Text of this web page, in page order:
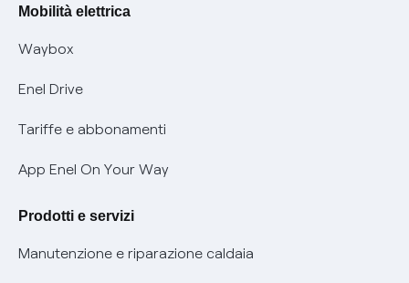
Informativa RAEE
Informativa Privacy AI
Offerte Placet non vulnerabili
Offerta Tutela Vulnerabilità Gas
Mobilità Elettrica
Phishing e truffe online
Verifica chi ti ha chiamato
Agevolazione utenti con disabilità per offerte Fibra
Informativa RAEE
Mobilità elettrica
Waybox
Enel Drive
Tariffe e abbonamenti
App Enel On Your Way
Prodotti e servizi
Manutenzione e riparazione caldaia